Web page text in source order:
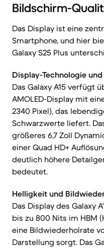
Bildschirm-
Das Display ist eine
Smartphone, und hier
Galaxy S25 Plus
Display-Technologie
Das Galaxy A15 verfügt
AMOLED-Display mit
2340 Pixel), das
Schwarzwerte liefert.
größeres 6,7 Zoll
einer Quad HD+
deutlich höhere
bedeutet.
Helligkeit und
Das Display des Galaxy
bis zu 800 Nits im HBM
eine Bildwiederholrate
Darstellung sorgt. Das